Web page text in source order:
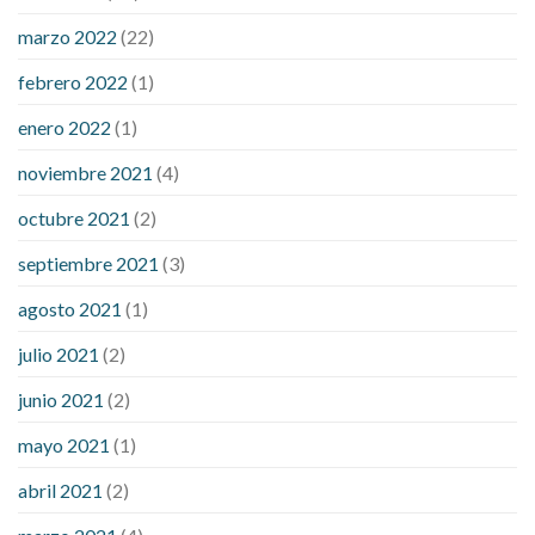
sugar is high will exercise reduce blood sugar levels
marzo 2022 (22)
febrero 2022 (1)
enero 2022 (1)
noviembre 2021 (4)
octubre 2021 (2)
septiembre 2021 (3)
agosto 2021 (1)
julio 2021 (2)
junio 2021 (2)
mayo 2021 (1)
abril 2021 (2)